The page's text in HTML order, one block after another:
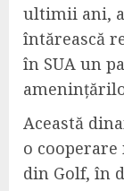
ultimii ani,
întărească
în SUA un
Această
o cooperare
din Golf, în